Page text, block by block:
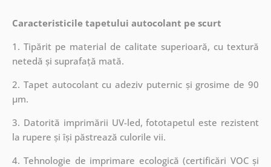
Caracteristicile tapetului autocolant pe scurt
1. Tipărit pe material de calitate superioară, cu textură
netedă și suprafață mată.
2. Tapet autocolant cu adeziv puternic și grosime de 90
µm.
3. Datorită imprimării UV-led, fototapetul este rezistent
la rupere și își păstrează culorile vii.
4. Tehnologie de imprimare ecologică (certificări VOC și